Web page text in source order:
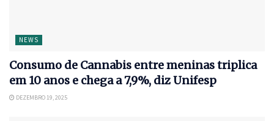
NEWS
Consumo de Cannabis entre meninas triplica
em 10 anos e chega a 7,9%, diz Unifesp
DEZEMBRO 19, 2025